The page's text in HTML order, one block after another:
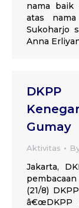
nama baik
atas
Sukoharjo
Anna
Gumay
Aktivitas
Jakarta,
(21/8)
â€œDKPP